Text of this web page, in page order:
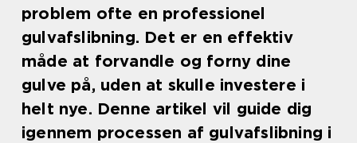
problem ofte en professionel
gulvafslibning. Det er en effektiv
måde at forvandle og forny dine
gulve på, uden at skulle investere i
helt nye. Denne artikel vil guide dig
igennem processen af gulvafslibning i